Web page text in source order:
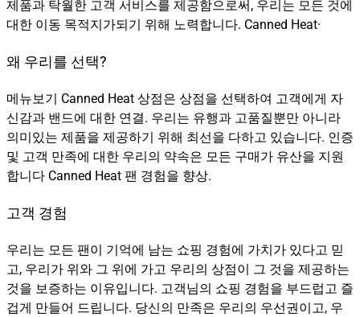
제품과 탁월한 고객 서비스를 제공함으로써, 우리는 모든 것에
대한 이동 목적지가되기 위해 노력합니다. Canned Heat·
왜 우리를 선택?
메뉴보기 Canned Heat 상점은 상점을 선택하여 고객에게 자
신감과 밴드에 대한 연결. 우리는 유행과 고품질뿐만 아니라
의미있는 제품을 제공하기 위해 최선을 다하고 있습니다. 인증
및 고객 만족에 대한 우리의 약속은 모든 구매가 유산을 지원
합니다 Canned Heat 팬 경험을 향상.
고객 경험
우리는 모든 팬이 기억에 남는 쇼핑 경험에 가치가 있다고 믿
고, 우리가 위와 그 위에 가고 우리의 상점이 그 것을 제공하는
것을 보증하는 이유입니다. 고객님의 쇼핑 경험을 부드럽고 즐
겁게 만들어 드립니다. 당신의 만족은 우리의 우선권이고, 우